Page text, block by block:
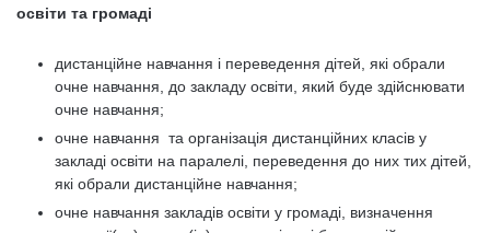
освіти та громаді
дистанційне навчання і переведення дітей, які обрали
очне навчання, до закладу освіти, який буде здійснювати
очне навчання;
очне навчання та організація дистанційних класів у
закладі освіти на паралелі, переведення до них тих дітей,
які обрали дистанційне навчання;
очне навчання закладів освіти у громаді, визначення